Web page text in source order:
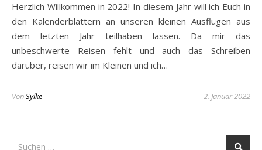
Herzlich Willkommen in 2022! In diesem Jahr will ich Euch in
den Kalenderblättern an unseren kleinen Ausflügen aus
dem letzten Jahr teilhaben lassen. Da mir das
unbeschwerte Reisen fehlt und auch das Schreiben
darüber, reisen wir im Kleinen und ich…
VonSylke 2. Januar 2022